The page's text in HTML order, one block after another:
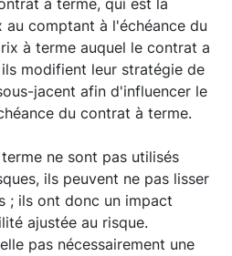
à terme, qui est la
comptant à l'échéance du
à terme auquel le contrat a
modifient leur stratégie de
jacent afin d'influencer le
du contrat à terme.
ne sont pas utilisés
ils peuvent ne pas lisser
; ils ont donc un impact
ajustée au risque.
pas nécessairement une